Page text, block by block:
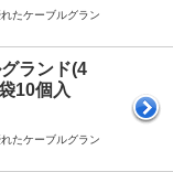
たケーブルグラン
ランド(4
10個入
たケーブルグラン